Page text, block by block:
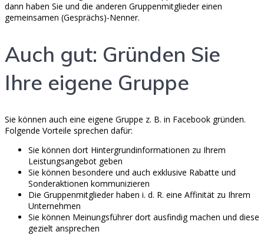
dann haben Sie und die anderen Gruppenmitglieder einen
gemeinsamen (Gesprächs)-Nenner.
Auch gut: Gründen Sie
Ihre eigene Gruppe
Sie können auch eine eigene Gruppe z. B. in Facebook gründen.
Folgende Vorteile sprechen dafür:
Sie können dort Hintergrundinformationen zu Ihrem
Leistungsangebot geben
Sie können besondere und auch exklusive Rabatte und
Sonderaktionen kommunizieren
Die Gruppenmitglieder haben i. d. R. eine Affinität zu Ihrem
Unternehmen
Sie können Meinungsführer dort ausfindig machen und diese
gezielt ansprechen